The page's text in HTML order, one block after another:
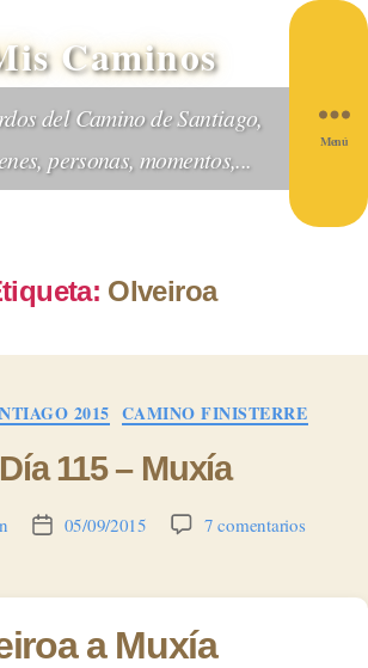
Caminos
del Camino de Santiago,
personas, momentos,...
Menú
Olveiroa
Categorías
2015 CAMINO FINISTERRE
Día 115 – Muxía
Fecha
entrada
05/09/2015 7 comentariosen
–
a Muxía